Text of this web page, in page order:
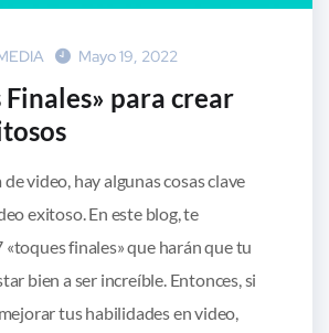
Mayo 19, 2022
Finales» para crear
video, hay algunas cosas clave
exitoso. En este blog, te
«toques finales» que harán que tu
bien a ser increíble. Entonces, si
tus habilidades en video,